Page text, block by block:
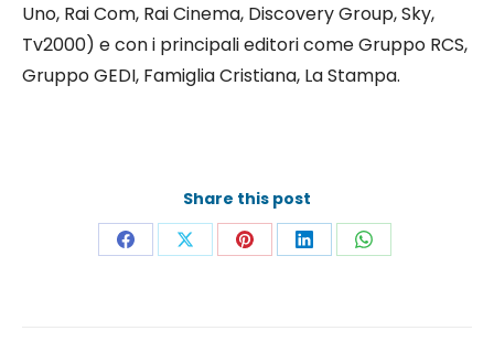
Uno, Rai Com, Rai Cinema, Discovery Group, Sky,
Tv2000) e con i principali editori come Gruppo RCS,
Gruppo GEDI, Famiglia Cristiana, La Stampa.
Share this post
Share Share Share Share Share